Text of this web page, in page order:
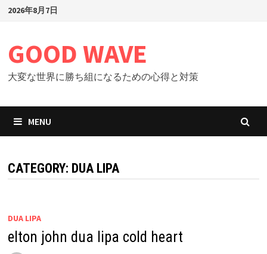
Skip2026年8月7日
GOOD WAVE
大変な世界に勝ち組になるための心得と対策
MENU
CATEGORY: DUA LIPA
DUA LIPA
elton john dua lipa cold heart